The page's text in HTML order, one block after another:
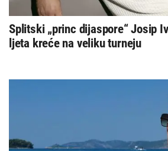
Splitski „princ dijaspore“ Josip
ljeta kreće na veliku turneju